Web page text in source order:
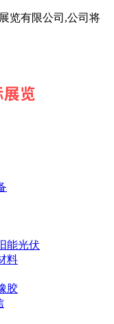
览有限公司,公司将
能光伏
料
胶